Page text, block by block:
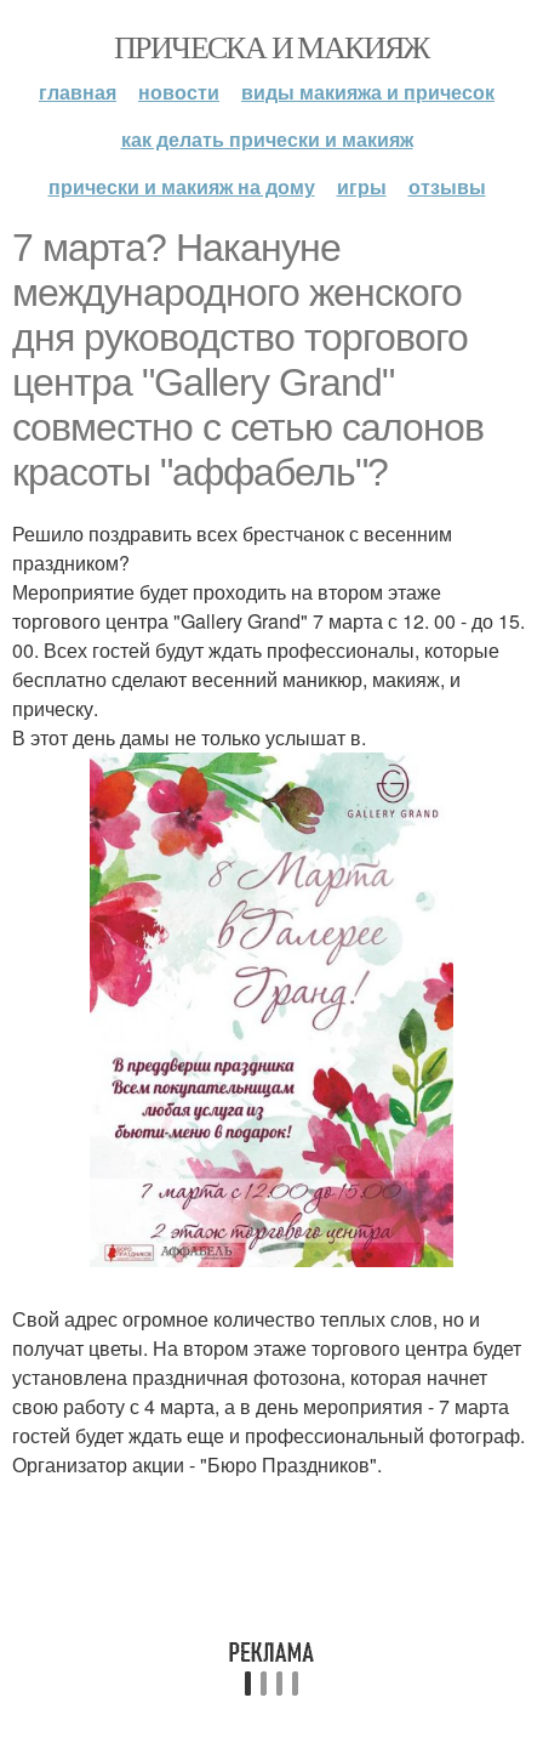
ПРИЧЕСКА И МАКИЯЖ
главная новости
виды макияжа и причесок
как делать прически и макияж
прически и макияж на дому
игры отзывы
7 марта? Накануне
международного женского
дня руководство торгового
центра "Gallery Grand"
совместно с сетью салонов
красоты "аффабель"?
Решило поздравить всех брестчанок с весенним
праздником?
Мероприятие будет проходить на втором этаже
торгового центра "Gallery Grand" 7 марта с 12. 00 - до 15.
00. Всех гостей будут ждать профессионалы, которые
бесплатно сделают весенний маникюр, макияж, и
прическу.
В этот день дамы не только услышат в.
Свой адрес огромное количество теплых слов, но и
получат цветы. На втором этаже торгового центра будет
установлена праздничная фотозона, которая начнет
свою работу с 4 марта, а в день мероприятия - 7 марта
гостей будет ждать еще и профессиональный фотограф.
Организатор акции - "Бюро Праздников".